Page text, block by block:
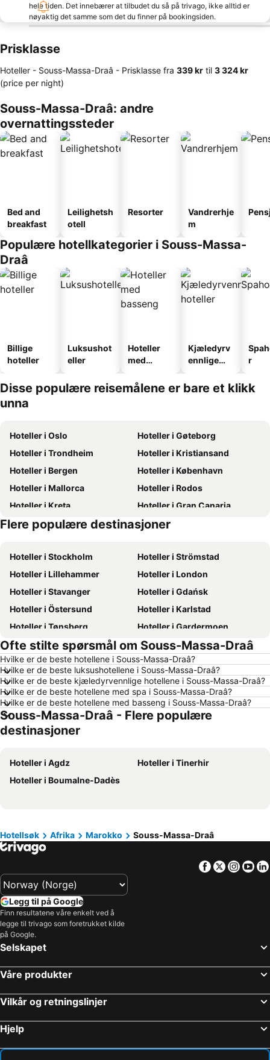
hele tiden. Det innebærer at tilbudet du så på trivago, ikke alltid er
nøyaktig det samme som det du finner på bookingsiden.
Prisklasse
Hoteller - Souss-Massa-Draâ - Prisklasse fra ‎339 kr til ‎3 324 kr
(price per night)
Souss-Massa-Draâ: andre
overnattingssteder
Bed and
breakfast
Leilighetsh
otell
Resorter
Vandrerhje
m
Populære hotellkategorier i Souss-Massa-
Draâ
Billige
hoteller
Luksushot
eller
Hoteller
med
Kjæledyrv
ennlige
r
Disse populære reisemålene er bare et klikk
unna
Hoteller i Oslo
Hoteller i Gøteborg
Hoteller i Trondheim
Hoteller i Kristiansand
Hoteller i Bergen
Hoteller i København
Hoteller i Mallorca
Hoteller i Rodos
Hoteller i Kreta
Hoteller i Gran Canaria
Hoteller i Sverige
Hoteller i Norge
Flere populære destinasjoner
Hoteller i Stockholm
Hoteller i Strömstad
Hoteller i Lillehammer
Hoteller i London
Hoteller i Stavanger
Hoteller i Gdańsk
Hoteller i Östersund
Hoteller i Karlstad
Hoteller i Tønsberg
Hoteller i Gardermoen
Hoteller i Hamar
Hoteller i Bodø
Hoteller i Geilo
Hoteller i Arendal
Hoteller i Ålesund
Hoteller i Fredrikstad
Hoteller i Sandefjord
Hoteller i Aalborg
Hoteller i Roma
Hoteller i Hellas
Hoteller i Danmark
Hoteller i Spania
Hoteller i Gardasjøen
Hoteller i Malta
Hoteller i Split-Dalmatien
Hoteller i Maldivene
Hoteller i Phuket
Ofte stilte spørsmål om Souss-Massa-Draâ
Hvilke er de beste hotellene i Souss-Massa-Draâ?
Hvilke er de beste luksushotellene i Souss-Massa-Draâ?
Hvilke er de beste kjæledyrvennlige hotellene i Souss-Massa-Draâ?
Hvilke er de beste hotellene med spa i Souss-Massa-Draâ?
Hvilke er de beste hotellene med basseng i Souss-Massa-Draâ?
Souss-Massa-Draâ - Flere populære
destinasjoner
Hoteller i Agdz
Hoteller i Tinerhir
Hoteller i Boumalne-Dadès
Hotellsøk Afrika Marokko Souss-Massa-Draâ
Facebook
Twitter
Legg til på Google
Finn resultatene våre enkelt ved å
legge til trivago som foretrukket kilde
på Google.
Selskapet
Våre produkter
Vilkår og retningslinjer
Hjelp